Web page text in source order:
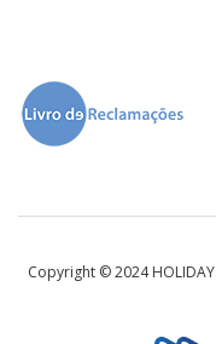
Copyright © 2024